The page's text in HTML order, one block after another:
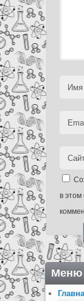
Имя
в
Меню